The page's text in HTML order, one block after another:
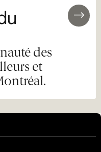
des
et